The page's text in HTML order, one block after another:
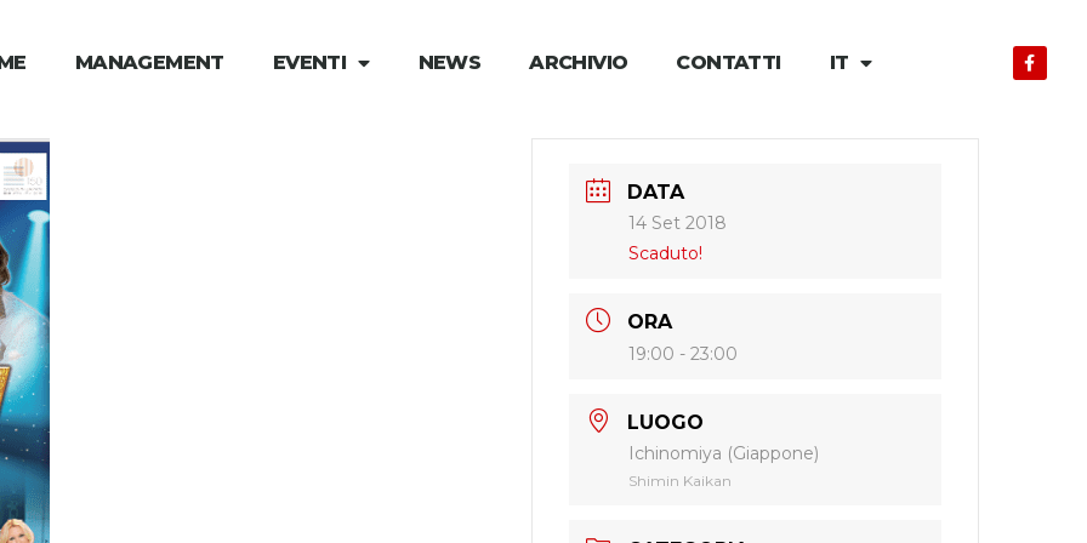
MANAGEMENT EVENTI NEWS ARCHIVIO CONTATTI IT
DATA
14 Set 2018
Scaduto!
ORA
19:00 - 23:00
LUOGO
Ichinomiya (Giappone)
Shimin Kaikan